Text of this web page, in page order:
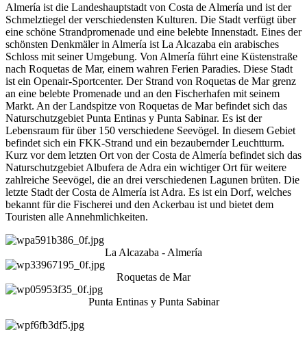
Almería ist die Landeshauptstadt von Costa de Almería und ist der
Schmelztiegel der verschiedensten Kulturen. Die Stadt verfügt über
eine schöne Strandpromenade und eine belebte Innenstadt. Eines der
schönsten Denkmäler in Almería ist La Alcazaba ein arabisches
Schloss mit seiner Umgebung. Von Almería führt eine Küstenstraße
nach Roquetas de Mar, einem wahren Ferien Paradies. Diese Stadt
ist ein Openair-Sportcenter. Der Strand von Roquetas de Mar grenz
an eine belebte Promenade und an den Fischerhafen mit seinem
Markt. An der Landspitze von Roquetas de Mar befindet sich das
Naturschutzgebiet Punta Entinas y Punta Sabinar. Es ist der
Lebensraum für über 150 verschiedene Seevögel. In diesem Gebiet
befindet sich ein FKK-Strand und ein bezaubernder Leuchtturm.
Kurz vor dem letzten Ort von der Costa de Almería befindet sich das
Naturschutzgebiet Albufera de Adra ein wichtiger Ort für weitere
zahlreiche Seevögel, die an drei verschiedenen Lagunen brüten. Die
letzte Stadt der Costa de Almería ist Adra. Es ist ein Dorf, welches
bekannt für die Fischerei und den Ackerbau ist und bietet dem
Touristen alle Annehmlichkeiten.
La Alcazaba - Almería
Roquetas de Mar
Punta Entinas y Punta Sabinar